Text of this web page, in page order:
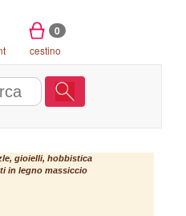
0
cestino
gioielli, hobbistica
in legno massiccio